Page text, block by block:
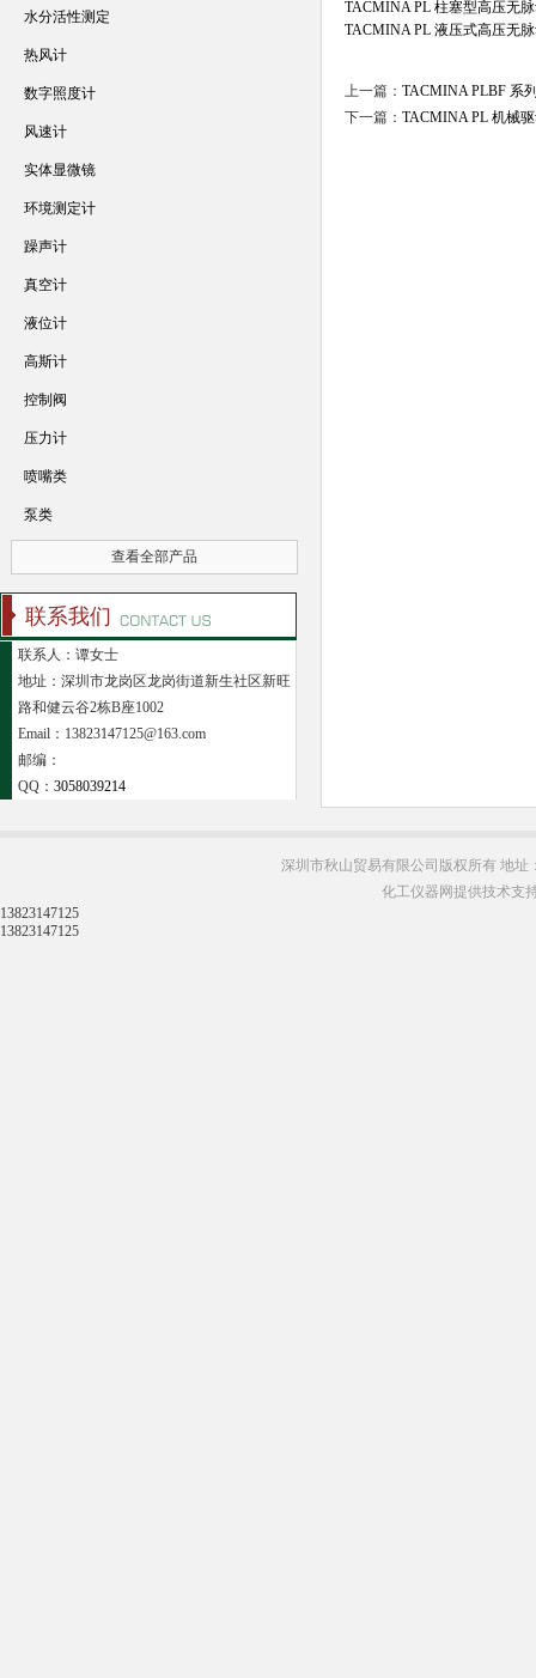
TACMINA PL 柱塞型高压无
TACMINA PL 液压式高压无
上一篇： TACMINA PLBF 系
下一篇： TACMINA PL 机械
水分活性测定
热风计
数字照度计
风速计
实体显微镜
环境测定计
躁声计
真空计
液位计
高斯计
控制阀
压力计
喷嘴类
泵类
查看全部产品
联系我们
联系人：谭女士
地址：深圳市龙岗区龙岗街道新生社区新旺
路和健云谷2栋B座1002
Email：13823147125@163.com
邮编：
QQ： 3058039214
深圳市秋山贸易有限公司版权所有 地址
化工仪器网提供技术支
13823147125
13823147125